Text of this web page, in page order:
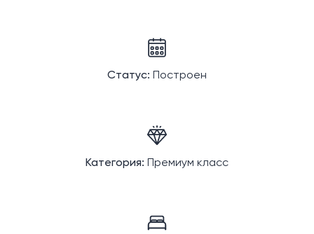
Статус: Построен
Категория: Премиум класс